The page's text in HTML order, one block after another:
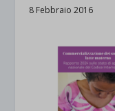
8 Febbraio 2016